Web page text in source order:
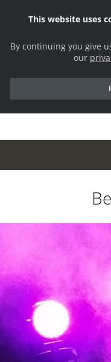
This website uses
By continuing you give
our